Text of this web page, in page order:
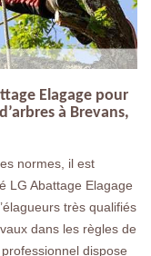
Elagage pour
à Brevans,
normes, il est
LG Abattage Elagage
très qualifiés
dans les règles de
dispose